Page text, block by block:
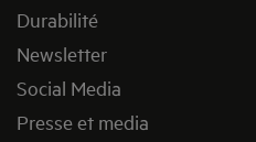
Durabilité
Newsletter
Social Media
Presse et media